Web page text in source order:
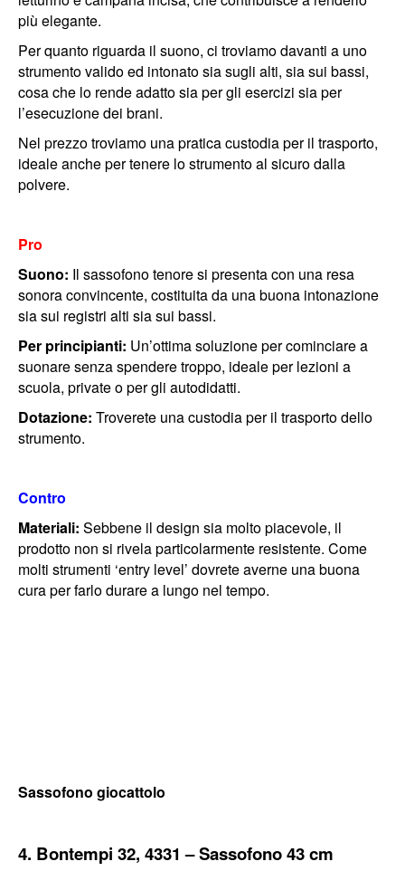
più elegante.
Per quanto riguarda il suono, ci troviamo davanti a uno
strumento valido ed intonato sia sugli alti, sia sui bassi,
cosa che lo rende adatto sia per gli esercizi sia per
l’esecuzione dei brani.
Nel prezzo troviamo una pratica custodia per il trasporto,
ideale anche per tenere lo strumento al sicuro dalla
polvere.
Pro
Suono: Il sassofono tenore si presenta con una resa
sonora convincente, costituita da una buona intonazione
sia sui registri alti sia sui bassi.
Per principianti: Un’ottima soluzione per cominciare a
suonare senza spendere troppo, ideale per lezioni a
scuola, private o per gli autodidatti.
Dotazione: Troverete una custodia per il trasporto dello
strumento.
Contro
Materiali: Sebbene il design sia molto piacevole, il
prodotto non si rivela particolarmente resistente. Come
molti strumenti ‘entry level’ dovrete averne una buona
cura per farlo durare a lungo nel tempo.
Sassofono giocattolo
4. Bontempi 32, 4331 – Sassofono 43 cm